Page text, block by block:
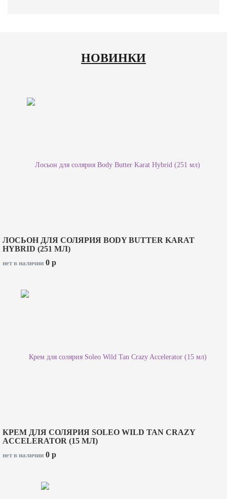
НОВИНКИ
ЛОСЬОН ДЛЯ СОЛЯРИЯ BODY BUTTER KARAT
HYBRID (251 МЛ)
нет в наличии 0 p
КРЕМ ДЛЯ СОЛЯРИЯ SOLEO WILD TAN CRAZY
ACCELERATOR (15 МЛ)
нет в наличии 0 p